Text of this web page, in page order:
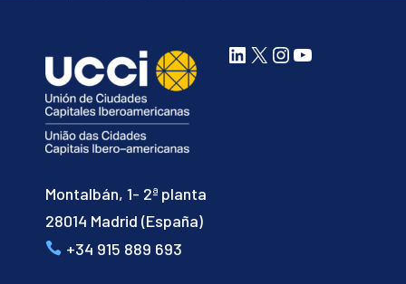
Montalbán, 1- 2ª planta
28014 Madrid (España)
+34 915 889 693
LinkedIn
X Instagram
YouTube